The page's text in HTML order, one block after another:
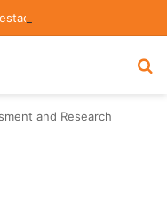
and Research